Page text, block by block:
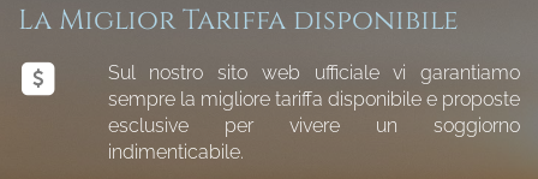
La Miglior Tariffa disponibile
Sul nostro sito web ufficiale vi garantiamo
sempre la migliore tariffa disponibile e proposte
esclusive per vivere un soggiorno
indimenticabile.